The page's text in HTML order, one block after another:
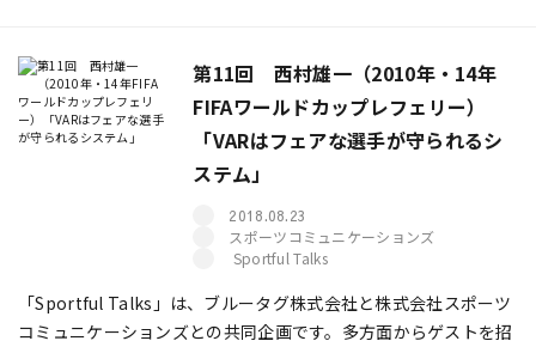
第11回 西村雄一（2010年・14年
FIFAワールドカップレフェリー）
「VARはフェアな選手が守られるシ
ステム」
2018.08.23
スポーツコミュニケーションズ
Sportful Talks
「Sportful Talks」は、ブルータグ株式会社と株式会社スポーツ
コミュニケーションズとの共同企画です。多方面からゲストを招